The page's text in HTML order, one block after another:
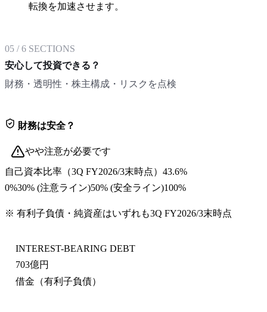
転換を加速させます。
05 /6 SECTIONS
安心して投資できる？
財務・透明性・株主構成・リスクを点検
財務は安全？
やや注意が必要です
自己資本比率 （3Q FY2026/3末時点） 43.6%
0%30% (注意ライン)50% (安全ライン)100%
※ 有利子負債・純資産はいずれも3Q FY2026/3末時点
INTEREST-BEARING DEBT
703億円
借金（有利子負債）